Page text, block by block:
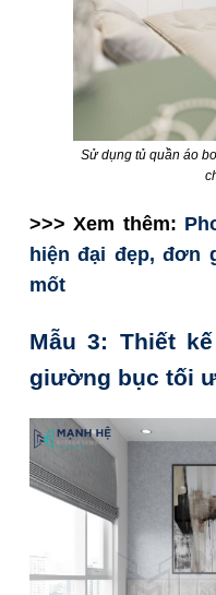
Sử dụng tủ quần áo
>>> Xem thêm:
hiện đại đẹp, đơn
mốt
Mẫu 3: Thiết
giường bục tối